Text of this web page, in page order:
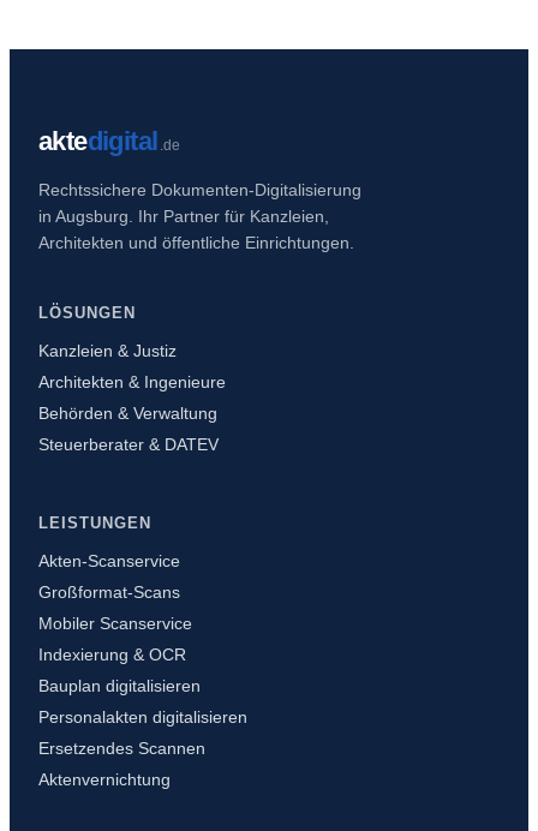
aktedigital .de
Rechtssichere Dokumenten-Digitalisierung
in Augsburg. Ihr Partner für Kanzleien,
Architekten und öffentliche Einrichtungen.
LÖSUNGEN
Kanzleien & Justiz
Architekten & Ingenieure
Behörden & Verwaltung
Steuerberater & DATEV
LEISTUNGEN
Akten-Scanservice
Großformat-Scans
Mobiler Scanservice
Indexierung & OCR
Bauplan digitalisieren
Personalakten digitalisieren
Ersetzendes Scannen
Aktenvernichtung